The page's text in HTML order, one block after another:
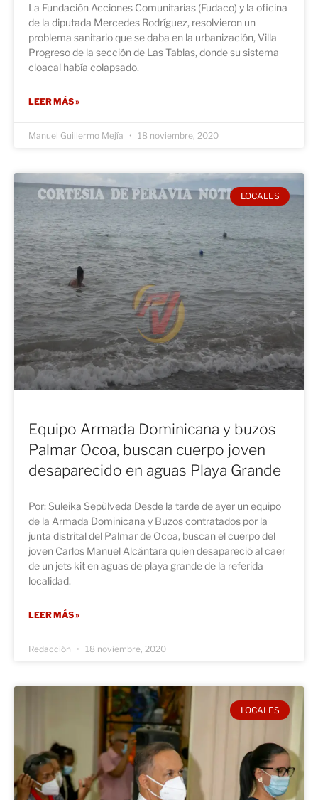
La Fundación Acciones Comunitarias (Fudaco) y la oficina
de la diputada Mercedes Rodríguez, resolvieron un
problema sanitario que se daba en la urbanización, Villa
Progreso de la sección de Las Tablas, donde su sistema
cloacal había colapsado.
LEER MÁS »
Manuel Guillermo Mejía 18 noviembre, 2020
LOCALES
Equipo Armada Dominicana y buzos
Palmar Ocoa, buscan cuerpo joven
desaparecido en aguas Playa Grande
Por: Suleika Sepùlveda Desde la tarde de ayer un equipo
de la Armada Dominicana y Buzos contratados por la
junta distrital del Palmar de Ocoa, buscan el cuerpo del
joven Carlos Manuel Alcántara quien desapareció al caer
de un jets kit en aguas de playa grande de la referida
localidad.
LEER MÁS »
Redacción 18 noviembre, 2020
LOCALES